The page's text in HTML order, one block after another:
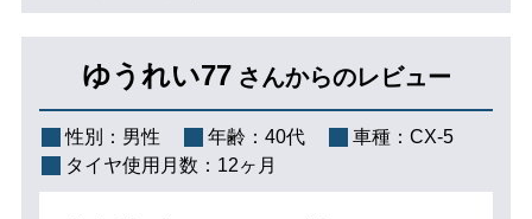
ゆうれい77 さんからのレビュー
性別： 男性 年齢： 40代 車種： CX-5
タイヤ使用月数： 12ヶ月